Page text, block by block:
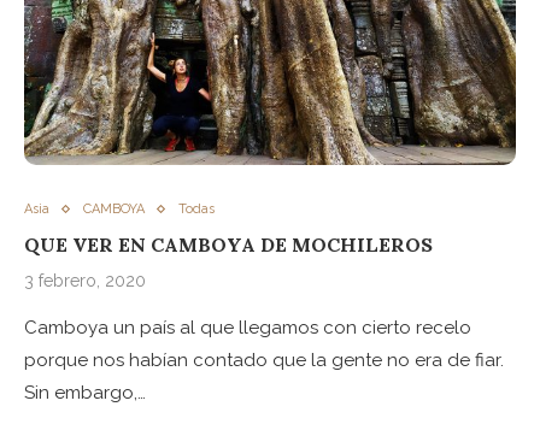
Asia CAMBOYA Todas
QUE VER EN CAMBOYA DE MOCHILEROS
3 febrero, 2020
Camboya un país al que llegamos con cierto recelo
porque nos habían contado que la gente no era de fiar.
Sin embargo,…